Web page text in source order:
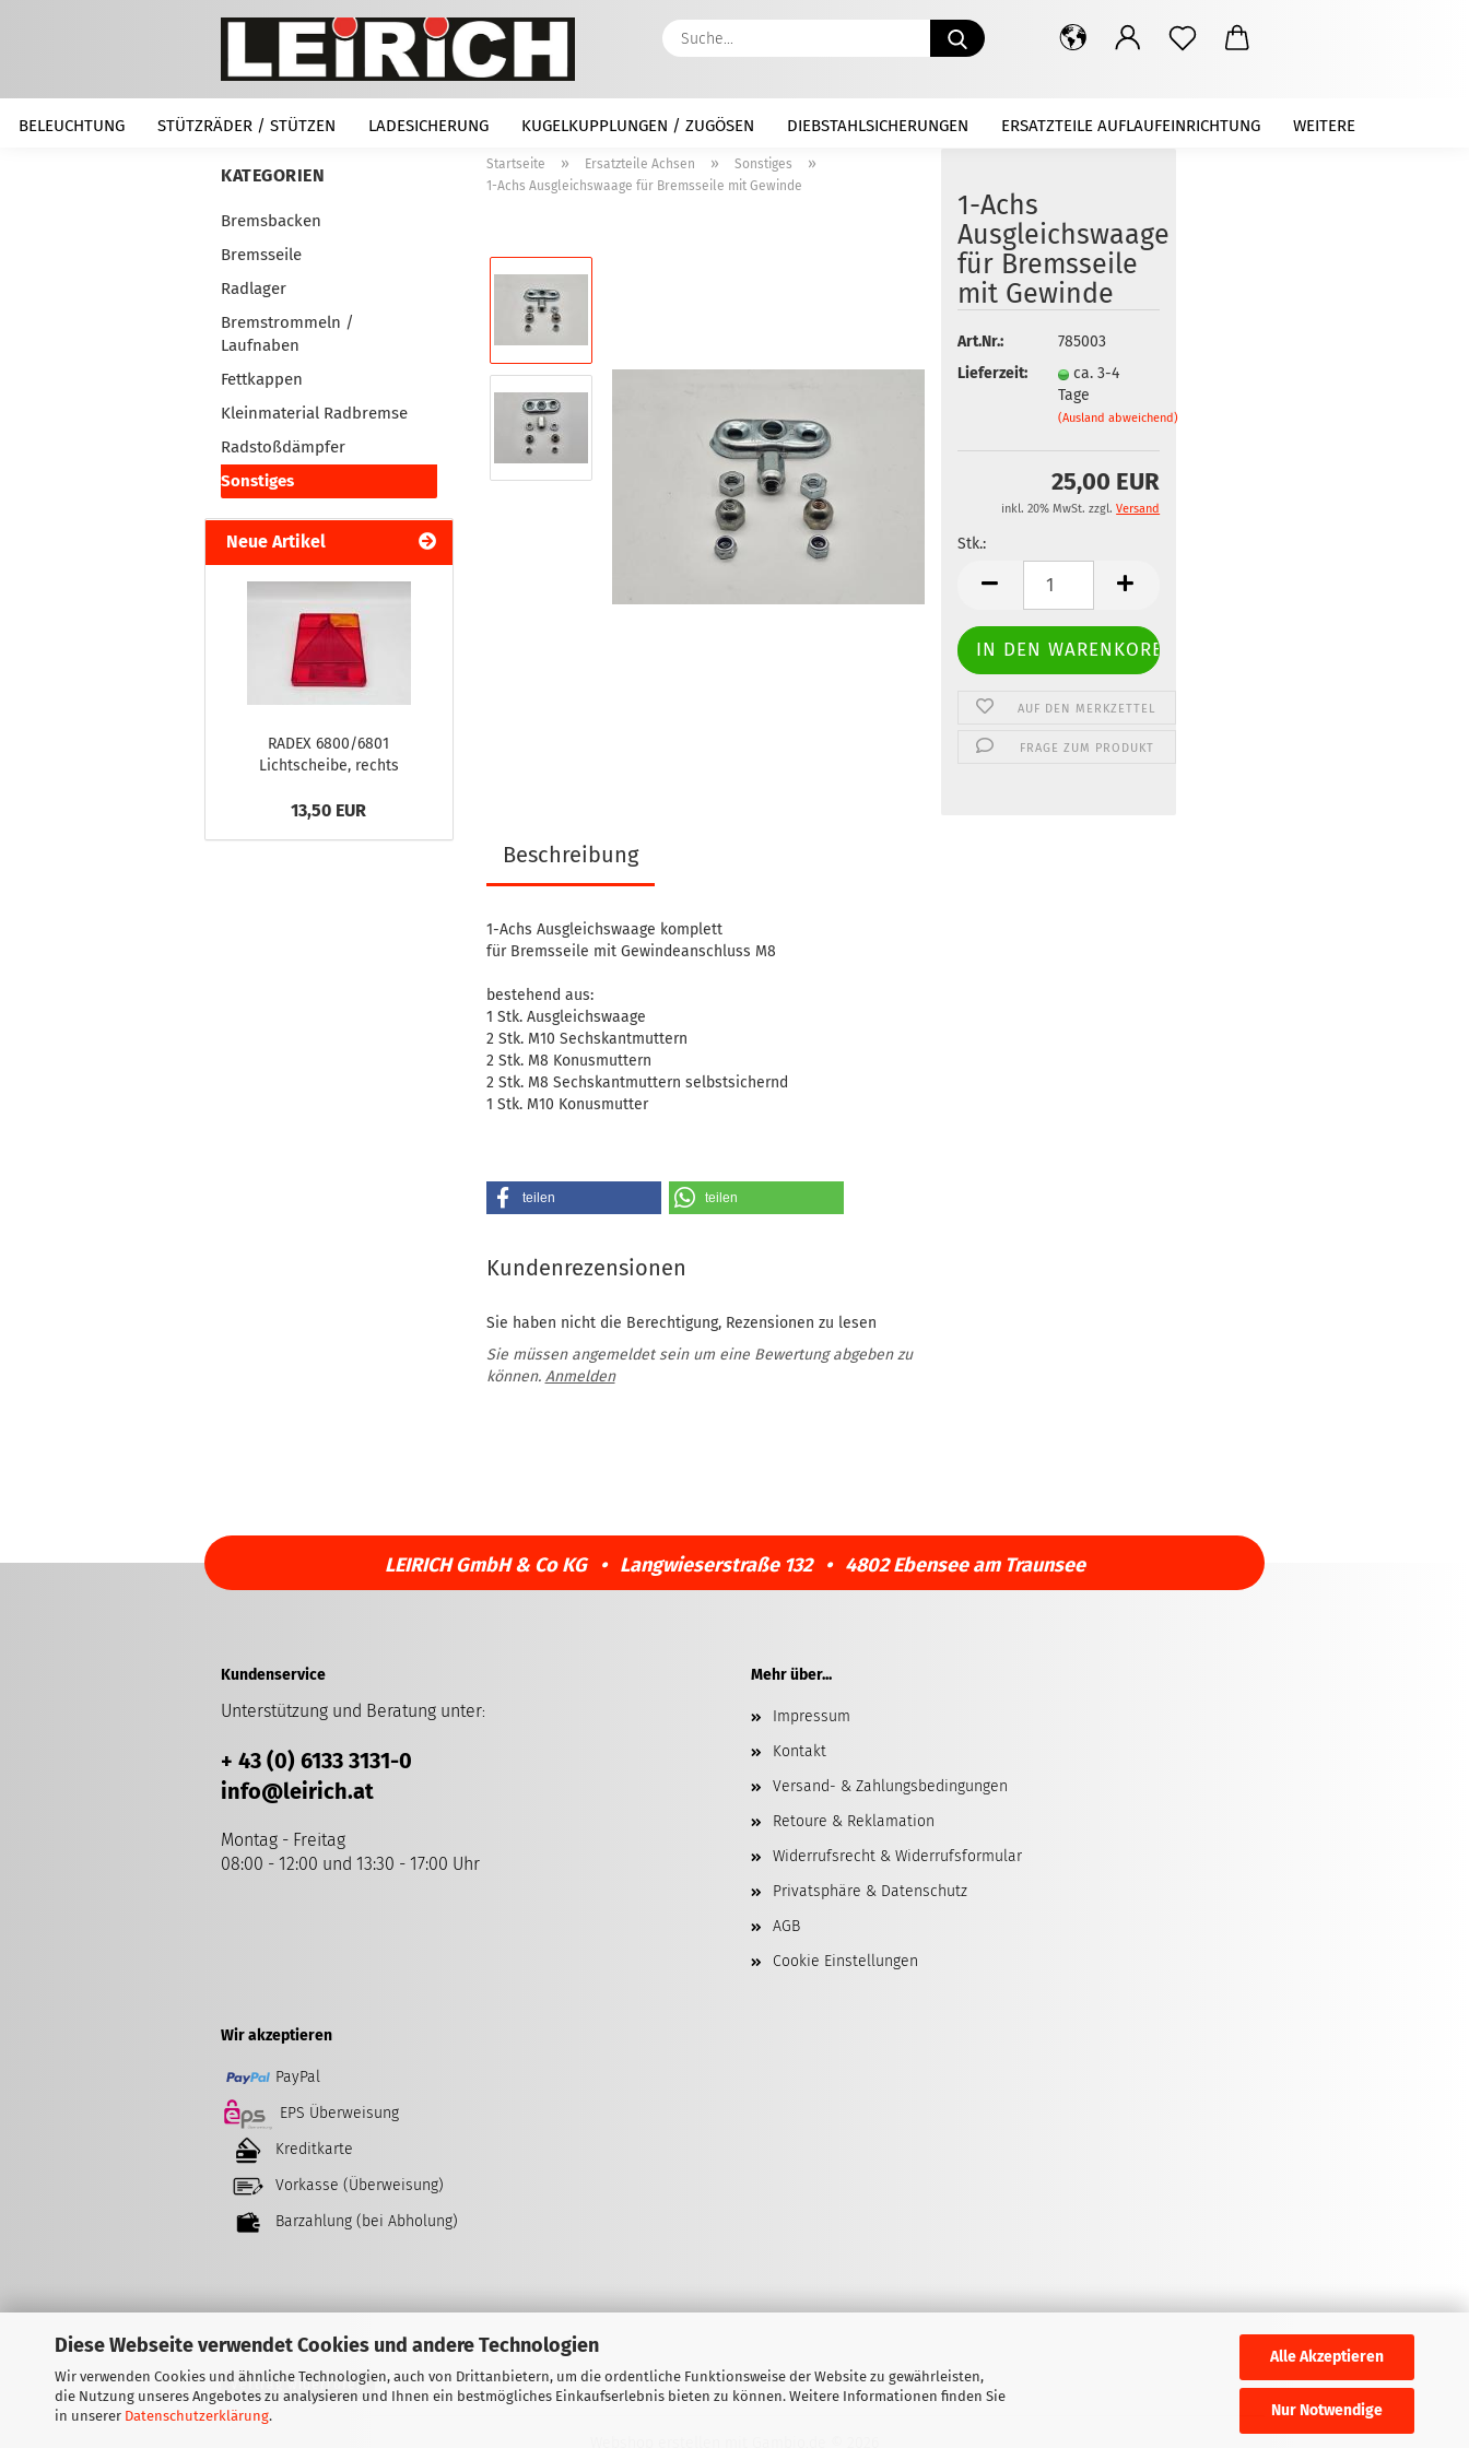
Diese Webseite verwendet Cookies und andere Technologien
Wir verwenden Cookies und ähnliche Technologien, auch von Drittanbietern, um die ordentliche Funktionsweise der Website zu gewährleisten,
die Nutzung unseres Angebotes zu analysieren und Ihnen ein bestmögliches Einkaufserlebnis bieten zu können. Weitere Informationen finden Sie
in unserer Datenschutzerklärung.
Alle Akzeptieren
Nur Notwendige
Suche...
BELEUCHTUNG STÜTZRÄDER / STÜTZEN LADESICHERUNG KUGELKUPPLUNGEN / ZUGÖSEN DIEBSTAHLSICHERUNGEN ERSATZTEILE AUFLAUFEINRICHTUNG WEITERE
Startseite » Ersatzteile Achsen » Sonstiges »
1-Achs Ausgleichswaage für Bremsseile mit Gewinde
1-Achs
Ausgleichswaage
für Bremsseile
mit Gewinde
Art.Nr.:
785003
Lieferzeit:
ca. 3-4
Tage
(Ausland abweichend)
25,00 EUR
inkl. 20% MwSt. zzgl.Versand
Stk.:
AUF DEN MERKZETTEL
FRAGE ZUM PRODUKT
Beschreibung
1-Achs Ausgleichswaage komplett
für Bremsseile mit Gewindeanschluss M8
bestehend aus:
1 Stk. Ausgleichswaage
2 Stk. M10 Sechskantmuttern
2 Stk. M8 Konusmuttern
2 Stk. M8 Sechskantmuttern selbstsichernd
1 Stk. M10 Konusmutter
teilen teilen
Kundenrezensionen
Sie haben nicht die Berechtigung, Rezensionen zu lesen
Sie müssen angemeldet sein um eine Bewertung abgeben zu
können. Anmelden
KATEGORIEN
Bremsbacken
Bremsseile
Radlager
Bremstrommeln /
Laufnaben
Fettkappen
Kleinmaterial Radbremse
Radstoßdämpfer
Sonstiges
Neue Artikel
RADEX 6800/6801
Lichtscheibe, rechts
13,50 EUR
LEIRICH GmbH & Co KG • Langwieserstraße 132 • 4802 Ebensee am Traunsee
Kundenservice
Unterstützung und Beratung unter:
+ 43 (0) 6133 3131-0
info@leirich.at
Montag - Freitag
08:00 - 12:00 und 13:30 - 17:00 Uhr
Mehr über...
Impressum
Kontakt
Versand- & Zahlungsbedingungen
Retoure & Reklamation
Widerrufsrecht & Widerrufsformular
Privatsphäre & Datenschutz
AGB
Cookie Einstellungen
Wir akzeptieren
PayPal
EPS Überweisung
Kreditkarte
Vorkasse (Überweisung)
Barzahlung (bei Abholung)
Vertrag widerrufen